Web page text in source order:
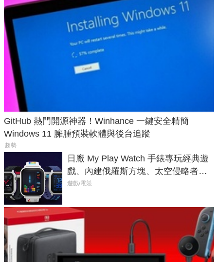
GitHub 熱門開源神器！Winhance 一鍵安全精簡
Windows 11 臃腫預裝軟體與後台追蹤
趨勢
日廠 My Play Watch 手錶專玩經典遊
戲、內建俄羅斯方塊、太空侵略者，
不過竟然不能連手機？
遊戲/電競